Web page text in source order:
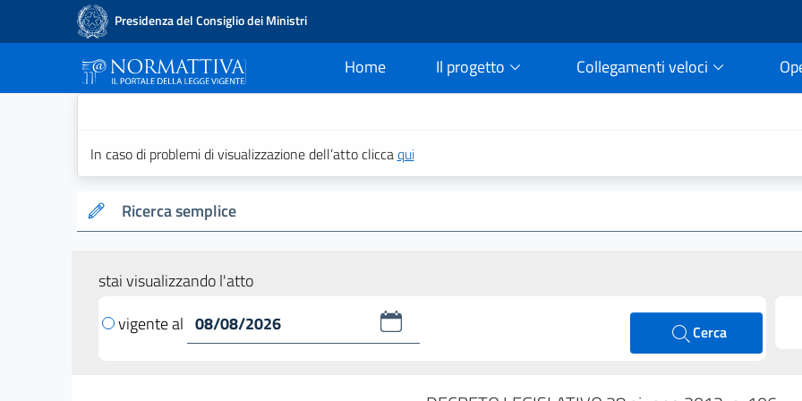
Presidenza del Consiglio dei Ministri
Home
current Il progetto Collegamenti veloci
In caso di problemi di visualizzazione dell’atto cliccaqui
Ricerca semplice
stai visualizzando l'atto
vigente al
Cerca